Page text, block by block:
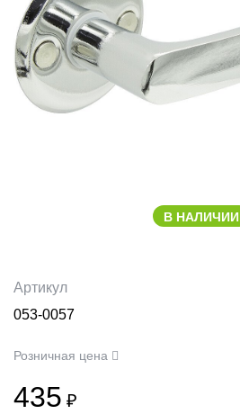
В НАЛИЧИИ
Артикул
053-0057
Розничная цена
435 ₽